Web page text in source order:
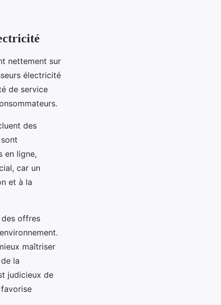
nettement sur
électricité
de service
des
en ligne,
car un
et à la
des offres
maîtriser
la
judicieux de